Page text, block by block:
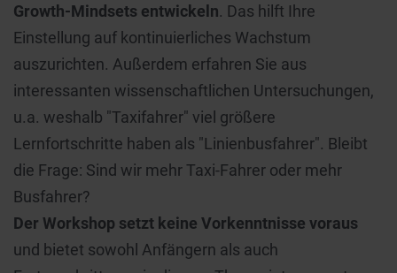
Growth-Mindsets entwickeln. Das hilft Ihre
Einstellung auf kontinuierliches Wachstum
auszurichten. Außerdem erfahren Sie aus
interessanten wissenschaftlichen Untersuchungen,
u.a. weshalb "Taxifahrer" viel größere
Lernfortschritte haben als "Linienbusfahrer". Bleibt
die Frage: Sind wir mehr Taxi-Fahrer oder mehr
Busfahrer?
Der Workshop setzt keine Vorkenntnisse voraus
und bietet sowohl Anfängern als auch